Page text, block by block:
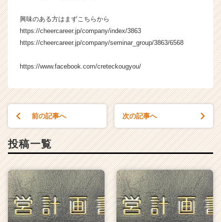
ウ
ト
が
く
イ
リ
ア
（C
h
e
e
興味のある方はまずこちらから
https://cheercareer.jp/company/index/3863
https://cheercareer.jp/company/seminar_group/3863/6568
https://www.facebook.com/creteckougyou/
前の記事へ 次の記事へ
投稿一覧